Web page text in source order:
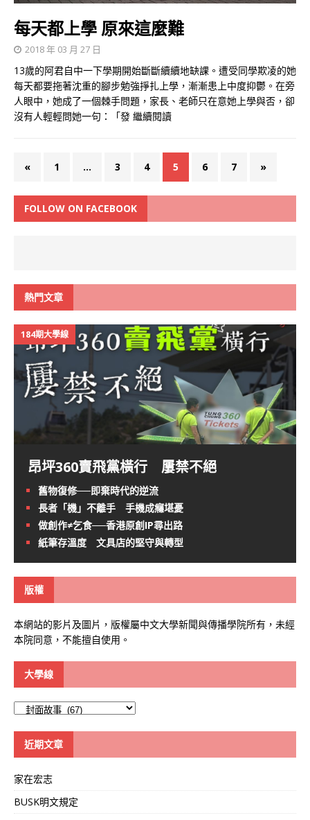
每天都上學 原來這麼難
2018 年 03 月 27 日
13歲的阿君自中一下學期開始斷斷續續地缺課。遭受同學欺凌的她
每天都要拖著沈重的腳步勉強掙扎上學，漸漸患上中度抑鬱。在旁
人眼中，她成了一個棘手問題，家長、老師只在意她上學與否，卻
沒有人輕輕問她一句：「發 繼續閱讀
« 1 ... 3 4 5 6 7 »
FOLLOW ON FACEBOOK
熱門文章
184期大學線
昂坪360賣飛黨橫行 屢禁不絕
舊物復修──即棄時代的逆流
長者「機」不離手 手機成癮堪憂
做創作≠乞食──香港原創IP尋出路
紙筆存溫度 文具店的堅守與轉型
版權
本網站的影片及圖片，版權屬中文大學新聞與傳播學院所有，未經
本院同意，不能擅自使用。
大學線
近期文章
家在宏志
BUSK明文規定